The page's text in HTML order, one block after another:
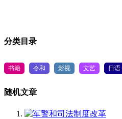
分类目录
书籍 令和 影视 文艺 日语
随机文章